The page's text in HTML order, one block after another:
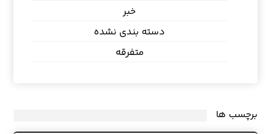
خبر
دسته بندی نشده
متفرقه
برچسب ها